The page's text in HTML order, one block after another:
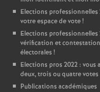
Elections professionnelles
votre espace de vote!
Elections professionnelles
vérification et
électorales !
Elections pros 2022 : vous
deux, trois ou quatre
Publications académiques